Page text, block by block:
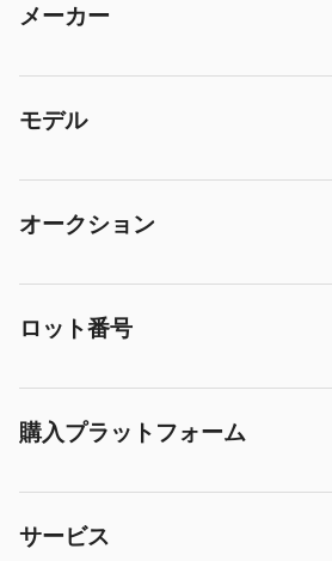
メーカー
モデル
オークション
ロット番号
購入プラットフォーム
サービス